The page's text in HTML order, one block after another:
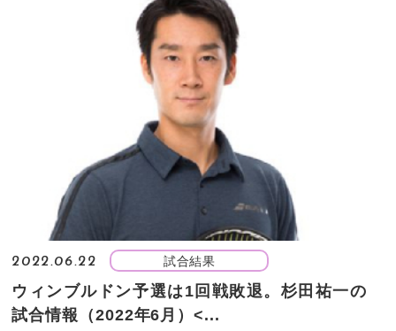
2022.06.22 試合結果
ウィンブルドン予選は1回戦敗退。杉田祐一の
試合情報（2022年6月）<...